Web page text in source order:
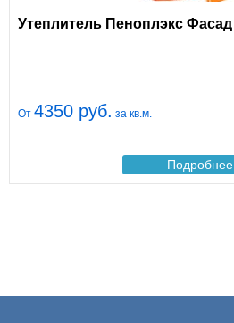
Утеплитель Пеноплэкс Фасад
От 4350 руб. за кв.м.
Подробнее